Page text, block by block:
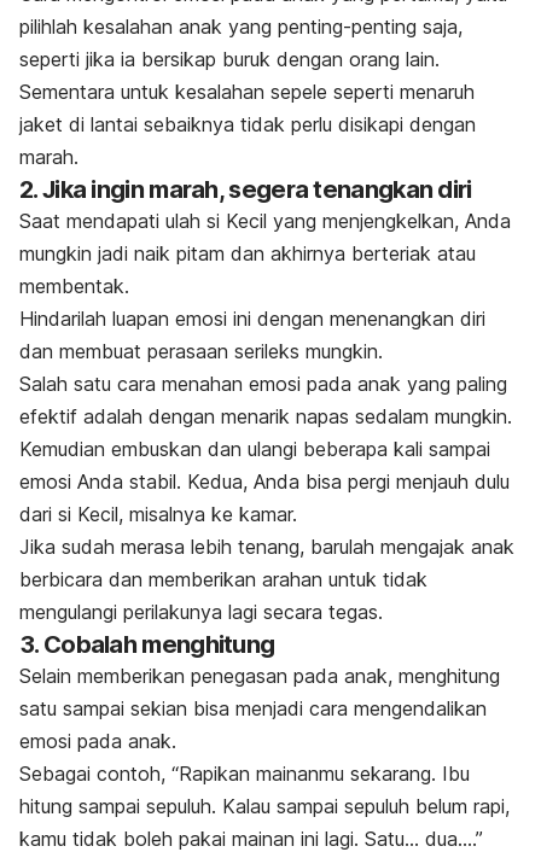
pilihlah kesalahan anak yang penting-penting saja,
seperti jika ia bersikap buruk dengan orang lain.
Sementara untuk kesalahan sepele seperti menaruh
jaket di lantai sebaiknya tidak perlu disikapi dengan
marah.
2. Jika ingin marah, segera tenangkan diri
Saat mendapati ulah si Kecil yang menjengkelkan, Anda
mungkin jadi naik pitam dan akhirnya berteriak atau
membentak.
Hindarilah luapan emosi ini dengan menenangkan diri
dan membuat perasaan serileks mungkin.
Salah satu cara menahan emosi pada anak yang paling
efektif adalah dengan menarik napas sedalam mungkin.
Kemudian embuskan dan ulangi beberapa kali sampai
emosi Anda stabil. Kedua, Anda bisa pergi menjauh dulu
dari si Kecil, misalnya ke kamar.
Jika sudah merasa lebih tenang, barulah mengajak anak
berbicara dan memberikan arahan untuk tidak
mengulangi perilakunya lagi secara tegas.
3. Cobalah menghitung
Selain memberikan penegasan pada anak, menghitung
satu sampai sekian bisa menjadi cara mengendalikan
emosi pada anak.
Sebagai contoh, “Rapikan mainanmu sekarang. Ibu
hitung sampai sepuluh. Kalau sampai sepuluh belum rapi,
kamu tidak boleh pakai mainan ini lagi. Satu… dua….”